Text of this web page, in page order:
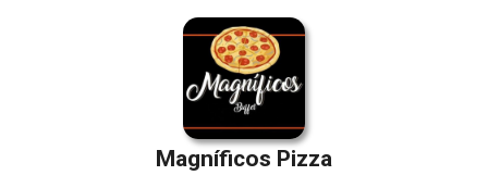
Magníficos Pizza